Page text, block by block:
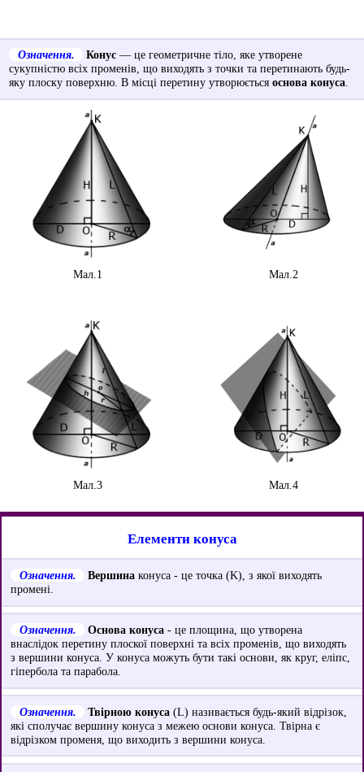
Означення. Конус — це геометричне тіло, яке утворене
сукупністю всіх променів, що виходять з точки та перетинають будь-
яку плоску поверхню. В місці перетину утворюється основа конуса.
Мал.1 Мал.2
Мал.3 Мал.4
Елементи конуса
Означення. Вершина конуса - це точка (K), з якої виходять
промені.
Означення. Основа конуса - це площина, що утворена
внаслідок перетину плоскої поверхні та всіх променів, що виходять
з вершини конуса. У конуса можуть бути такі основи, як круг, еліпс,
гіпербола та парабола.
Означення. Твірною конуса (L) називається будь-який відрізок,
які сполучає вершину конуса з межею основи конуса. Твірна є
відрізком променя, що виходить з вершини конуса.